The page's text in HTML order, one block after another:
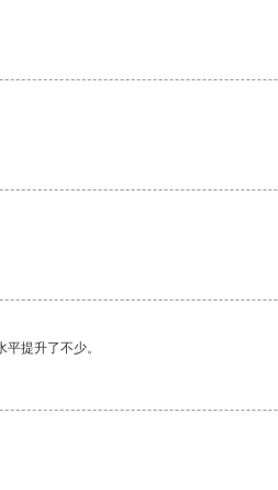
提升了不少。